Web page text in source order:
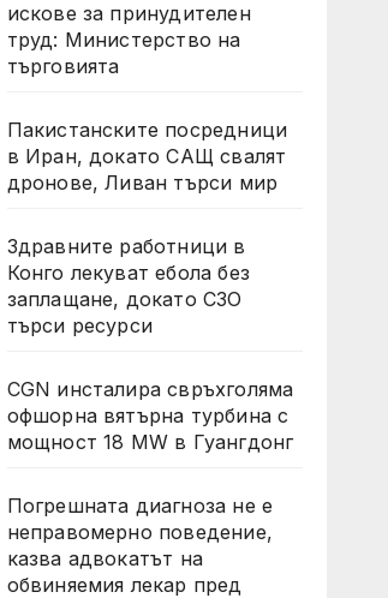
искове за принудителен
труд: Министерство на
търговията
Пакистанските посредници
в Иран, докато САЩ свалят
дронове, Ливан търси мир
Здравните работници в
Конго лекуват ебола без
заплащане, докато СЗО
търси ресурси
CGN инсталира свръхголяма
офшорна вятърна турбина с
мощност 18 MW в Гуангдонг
Погрешната диагноза не е
неправомерно поведение,
казва адвокатът на
обвиняемия лекар пред